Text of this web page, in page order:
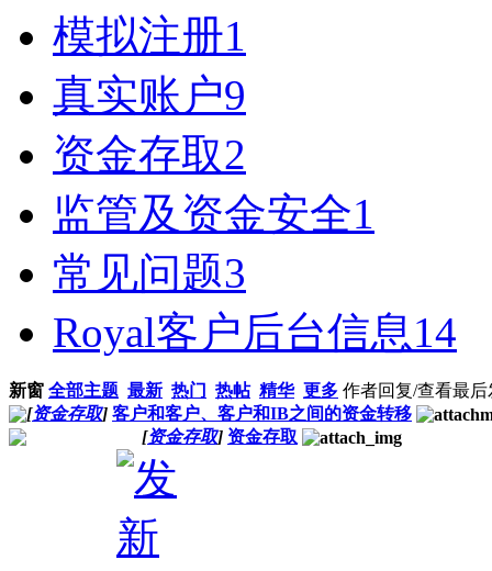
模拟注册1
真实账户9
资金存取2
监管及资金安全1
常见问题3
Royal客户后台信息14
新窗 全部主题 最新 热门 热帖 精华 更多 作者回复/查看最后
[资金存取] 客户和客户、客户和IB之间的资金转移
[资金存取] 资金存取